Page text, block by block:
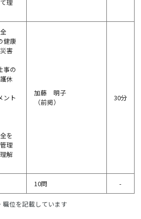
理
健康
害
事の
休
ント
を
理
解
加藤 明子
（前掲）
30分
10問 -
位を記載しています